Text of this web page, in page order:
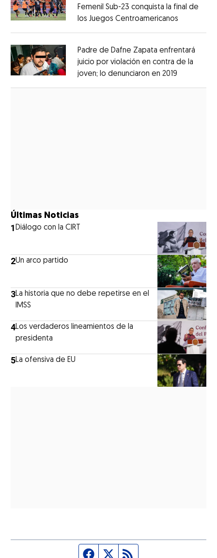
Femenil Sub-23 conquista la final de
los Juegos Centroamericanos
Padre de Dafne Zapata enfrentará
juicio por violación en contra de la
joven; lo denunciaron en 2019
Últimas Noticias
1Diálogo con la CIRT
2Un arco partido
3La historia que no debe repetirse en el
IMSS
4Los verdaderos lineamientos de la
presidenta
5La ofensiva de EU
Página de Facebook
Fuente Twitter